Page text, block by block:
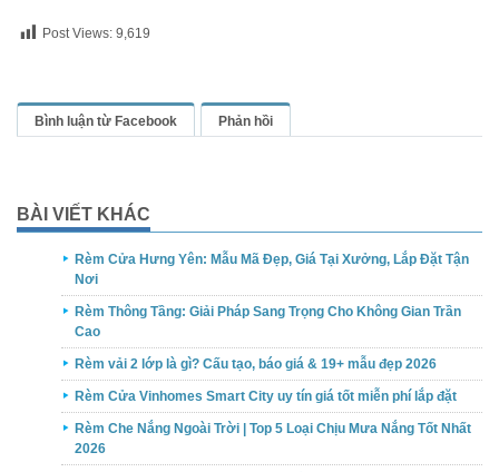
Post Views: 9,619
Bình luận từ Facebook Phản hồi
BÀI VIẾT KHÁC
Rèm Cửa Hưng Yên: Mẫu Mã Đẹp, Giá Tại Xưởng, Lắp Đặt Tận
Nơi
Rèm Thông Tầng: Giải Pháp Sang Trọng Cho Không Gian Trần
Cao
Rèm vải 2 lớp là gì? Cấu tạo, báo giá & 19+ mẫu đẹp 2026
Rèm Cửa Vinhomes Smart City uy tín giá tốt miễn phí lắp đặt
Rèm Che Nắng Ngoài Trời | Top 5 Loại Chịu Mưa Nắng Tốt Nhất
2026